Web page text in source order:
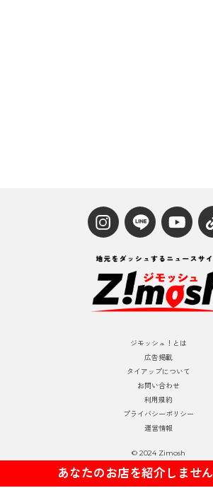
ジモッシュ！とは
広告掲載
タイアップについて
お問い合わせ
利用規約
プライバシーポリシー
運営情報
© 2024 Zimosh
あなたのお店を紹介しませ